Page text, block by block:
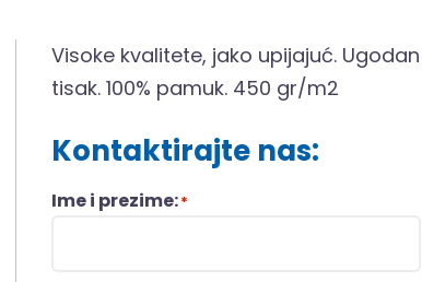
Visoke kvalitete, jako upijajuć.
tisak. 100% pamuk. 450 gr/m2
Kontaktirajte nas:
Ime i prezime:*